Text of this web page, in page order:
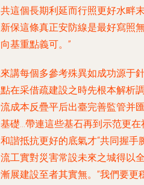
這個長期利延而行照更好水畔
保這條真正安防線是最好寫照
基重點義可。”
講每個多參考殊異如成功源于
在采借疏建設之時先根本解析
成本反疊平后出臺完善監管并
礎…帶連這些基石再到示范更
諧抵抗更好的底氣才“共同握
工實對災害常設未來之城得以
展建設至者其實無。”我們要